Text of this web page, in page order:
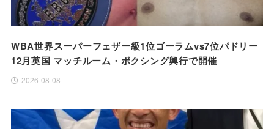
WBA世界スーパーフェザー級1位ゴーラムvs7位パドリー
12月英国 マッチルーム・ボクシング興行で開催
2026-08-08